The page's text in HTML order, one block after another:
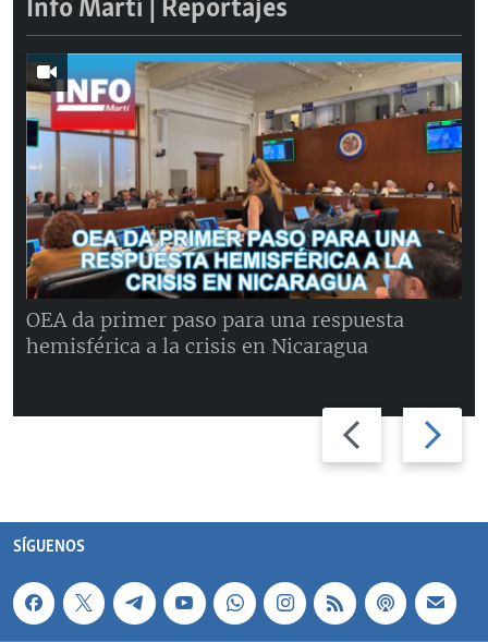
Info Martí | Reportajes
Previous
slide
Next
slide
OEA da primer paso para una respuesta
hemisférica a la crisis en Nicaragua
SÍGUENOS